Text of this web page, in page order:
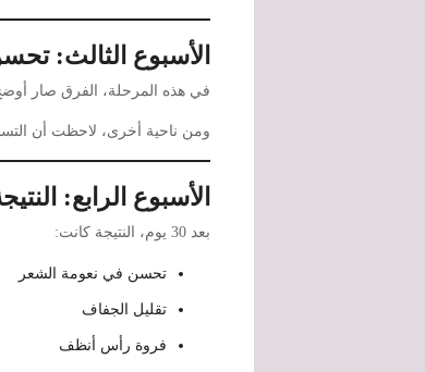
الأسبوع الثالث:
في هذه المرحلة، الفرق صار
ومن ناحية أخرى، لاحظت أن
الأسبوع الرابع:
بعد 30 يوم، النتيجة كانت:
تحسن في نعومة الشعر
تقليل الجفاف
فروة رأس أنظف